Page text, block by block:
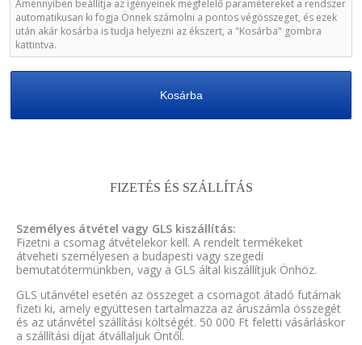
Amennyiben beállítja az igényeinek megfelelő paramétereket a rendszer
automatikusan ki fogja Önnek számolni a pontos végösszeget, és ezek
után akár kosárba is tudja helyezni az ékszert, a "Kosárba" gombra
kattintva.
Kosárba
FIZETÉS ÉS SZÁLLÍTÁS
Személyes átvétel vagy GLS kiszállítás:
Fizetni a csomag átvételekor kell. A rendelt termékeket
átveheti személyesen a budapesti vagy szegedi
bemutatótermünkben, vagy a GLS által kiszállítjuk Önhöz.
GLS utánvétel esetén az összeget a csomagot átadó futárnak
fizeti ki, amely együttesen tartalmazza az áruszámla összegét
és az utánvétel szállítási költségét. 50 000 Ft feletti vásárláskor
a szállítási díjat átvállaljuk Öntől.